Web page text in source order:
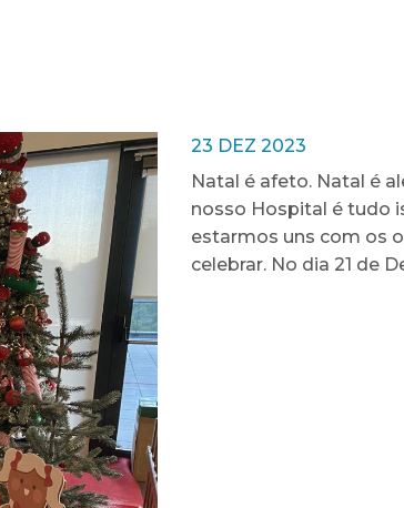
23 DEZ 2023
Natal é afeto. Natal é
nosso Hospital é tudo
estarmos uns com os
celebrar. No dia 21 de